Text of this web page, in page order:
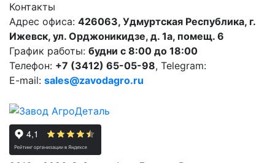
Контакты
Адрес офиса: 426063, Удмуртская Республика, г.
Ижевск, ул. Орджоникидзе, д. 1а, помещ. 6
График работы: будни с 8:00 до 18:00
Телефон: +7 (3412) 65-05-98, Telegram:
E-mail: sales@zavodagro.ru